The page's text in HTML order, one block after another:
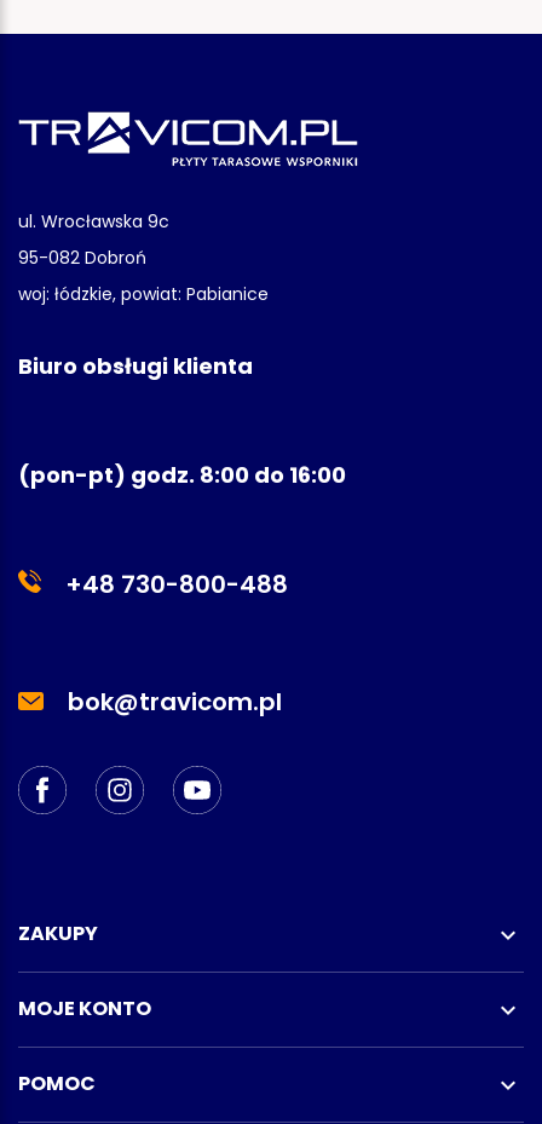
ul. Wrocławska 9c
95-082 Dobroń
woj: łódzkie, powiat: Pabianice
Biuro obsługi klienta
(pon-pt) godz. 8:00 do 16:00
+48 730-800-488
bok@travicom.pl
ZAKUPY 
MOJE KONTO 
POMOC 